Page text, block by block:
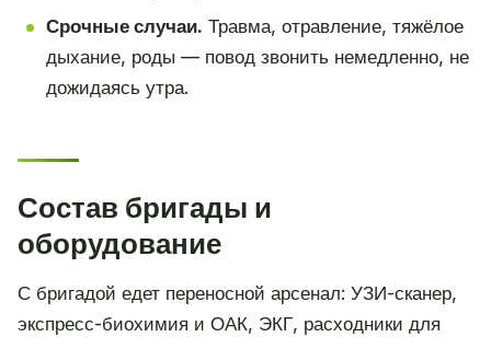
Срочные случаи. Травма, отравление, тяжёлое
дыхание, роды — повод звонить немедленно, не
дожидаясь утра.
Состав бригады и
оборудование
С бригадой едет переносной арсенал: УЗИ-сканер,
экспресс-биохимия и ОАК, ЭКГ, расходники для